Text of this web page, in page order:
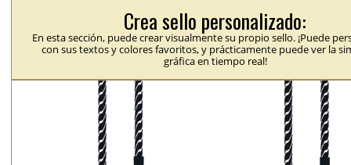
Crea sello personalizado:
En esta sección, puede crear visualmente su propio sello. ¡Puede
con sus textos y colores favoritos, y prácticamente puede ver la
gráfica en tiempo real!